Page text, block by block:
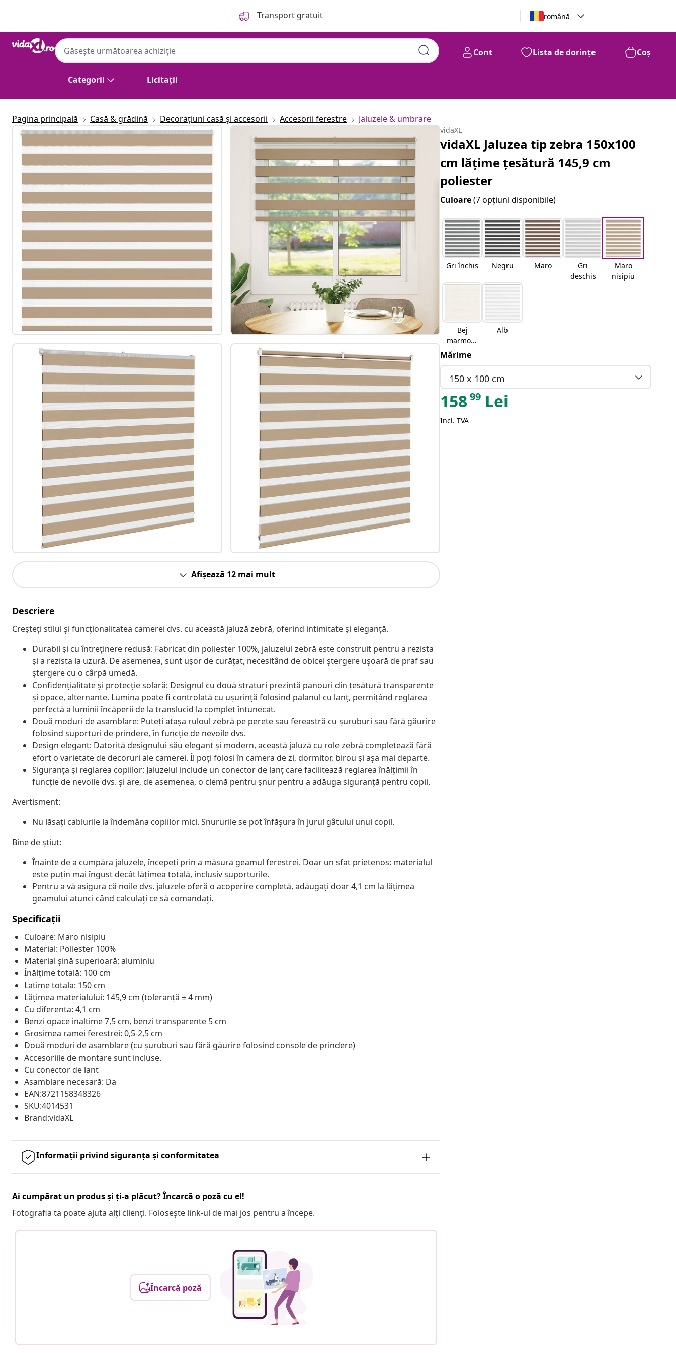
Transport gratuit română
Categorii Licitații
Cont Lista de dorințe Coș
Pagina principală Casă & grădină Decorațiuni casă și accesorii Accesorii ferestre Jaluzele & umbrare
Afișează 12 mai mult
Descriere
Creșteți stilul și funcționalitatea camerei dvs. cu această jaluză zebră, oferind intimitate și eleganță.
Durabil și cu întreținere redusă: Fabricat din poliester 100%, jaluzelul zebră este construit pentru a rezista
și a rezista la uzură. De asemenea, sunt ușor de curățat, necesitând de obicei ștergere ușoară de praf sau
ștergere cu o cârpă umedă.
Confidențialitate și protecție solară: Designul cu două straturi prezintă panouri din țesătură transparente
și opace, alternante. Lumina poate fi controlată cu ușurință folosind palanul cu lanț, permițând reglarea
perfectă a luminii încăperii de la translucid la complet întunecat.
Două moduri de asamblare: Puteți atașa ruloul zebră pe perete sau fereastră cu șuruburi sau fără găurire
folosind suporturi de prindere, în funcție de nevoile dvs.
Design elegant: Datorită designului său elegant și modern, această jaluză cu role zebră completează fără
efort o varietate de decoruri ale camerei. Îl poți folosi în camera de zi, dormitor, birou și așa mai departe.
Siguranța și reglarea copiilor: Jaluzelul include un conector de lanț care facilitează reglarea înălțimii în
funcție de nevoile dvs. și are, de asemenea, o clemă pentru șnur pentru a adăuga siguranță pentru copii.
Avertisment:
Nu lăsați cablurile la îndemâna copiilor mici. Snururile se pot înfăşura în jurul gâtului unui copil.
Bine de știut:
Înainte de a cumpăra jaluzele, începeți prin a măsura geamul ferestrei. Doar un sfat prietenos: materialul
este puțin mai îngust decât lățimea totală, inclusiv suporturile.
Pentru a vă asigura că noile dvs. jaluzele oferă o acoperire completă, adăugați doar 4,1 cm la lățimea
geamului atunci când calculați ce să comandați.
Specificații
Culoare: Maro nisipiu
Material: Poliester 100%
Material șină superioară: aluminiu
Înălțime totală: 100 cm
Latime totala: 150 cm
Lățimea materialului: 145,9 cm (toleranță ± 4 mm)
Cu diferenta: 4,1 cm
Benzi opace inaltime 7,5 cm, benzi transparente 5 cm
Grosimea ramei ferestrei: 0,5-2,5 cm
Două moduri de asamblare (cu șuruburi sau fără găurire folosind console de prindere)
Accesoriile de montare sunt incluse.
Cu conector de lant
Asamblare necesară: Da
EAN:8721158348326
SKU:4014531
Brand:vidaXL
Informații privind siguranța și conformitatea
Ai cumpărat un produs și ți-a plăcut? Încarcă o poză cu el!
Fotografia ta poate ajuta alți clienți. Folosește link-ul de mai jos pentru a începe.
Încarcă poză
vidaXL
vidaXL Jaluzea tip zebra 150x100
cm lățime țesătură 145,9 cm
poliester
Culoare(7 opțiuni disponibile)
Gri închis Negru Maro
Gri
deschis
Maro
nisipiu
Bej
marmora
t
Alb
Mărime
150 x 100 cm
15899 Lei
Incl. TVA